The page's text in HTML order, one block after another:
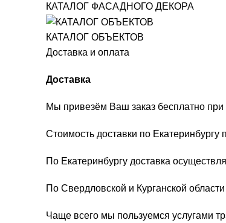
КАТАЛОГ ФАСАДНОГО ДЕКОРА
КАТАЛОГ ОБЪЕКТОВ
Доставка и оплата
Доставка
Мы привезём Ваш заказ бесплатно при
Стоимость доставки по
По Екатеринбургу доставка
По Свердловской и Курганской
Чаще всего мы пользуемся услугами